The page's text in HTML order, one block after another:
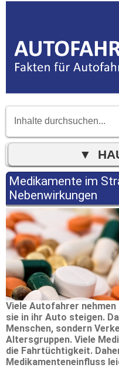
Medikamente im
Nebenwirkungen
Viele Autofahrer
sie in ihr Auto steigen.
Menschen, sondern
Altersgruppen. Viele
die Fahrtüchtigkeit.
Medikamenteneinfluss